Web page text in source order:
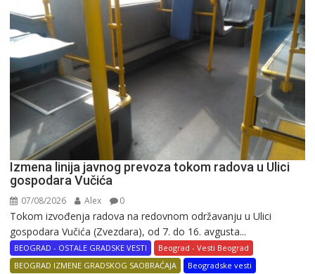
Izmena linija javnog prevoza tokom radova u Ulici
gospodara Vučića
07/08/2026 Alex 0
Tokom izvođenja radova na redovnom održavanju u Ulici
gospodara Vučića (Zvezdara), od 7. do 16. avgusta...
BEOGRAD - OSTALE GRADSKE VESTI
Beograd - Vesti Beograd
BEOGRAD IZMENE GRADSKOG SAOBRAĆAJA
Beogradske vesti